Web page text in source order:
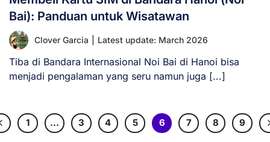
Bai): Panduan untuk Wisatawan
Clover Garcia Latest update: March 2026
Tiba di Bandara Internasional Noi Bai di Hanoi bisa
menjadi pengalaman yang seru namun juga [...]
1 … 3 4 5 6 7 8 9